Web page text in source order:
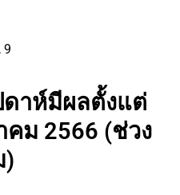
9
าห์มีผลตั้งแต่
ม 2566 (ช่วง
)